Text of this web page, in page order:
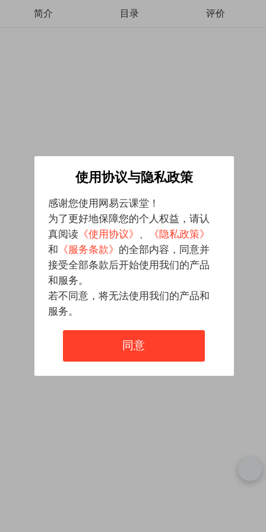
简介 目录 评价
使用协议与隐私政策
感谢您使用网易云课堂！
为了更好地保障您的个人权益，请认
真阅读 《使用协议》 、
《隐私政策》
和 《服务条款》 的全部内容，同意并
接受全部条款后开始使用我们的产品
和服务。
若不同意，将无法使用我们的产品和
服务。
同意